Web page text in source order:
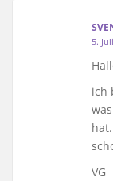
5.
ich
VG